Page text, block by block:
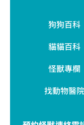
狗狗百科
貓貓百科
怪獸專欄
找動物醫院